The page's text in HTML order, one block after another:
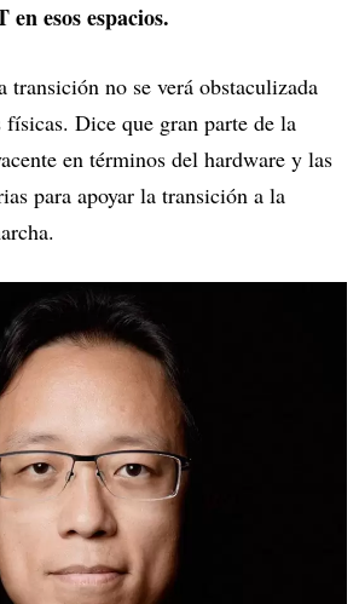
esos espacios.
transición no se verá obstaculizada
Dice que gran parte de la
en términos del hardware y las
para apoyar la transición a la